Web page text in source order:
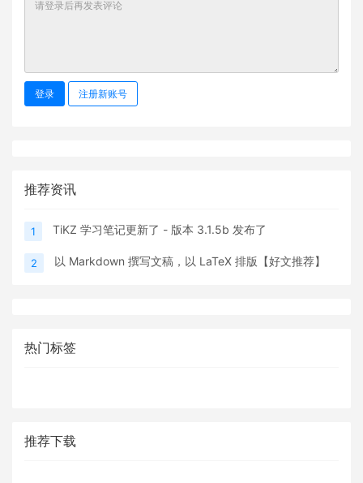
登录 注册新账号
推荐资讯
1 TiKZ 学习笔记更新了 - 版本 3.1.5b 发布了
2 以 Markdown 撰写文稿，以 LaTeX 排版【好文推荐】
热门标签
推荐下载